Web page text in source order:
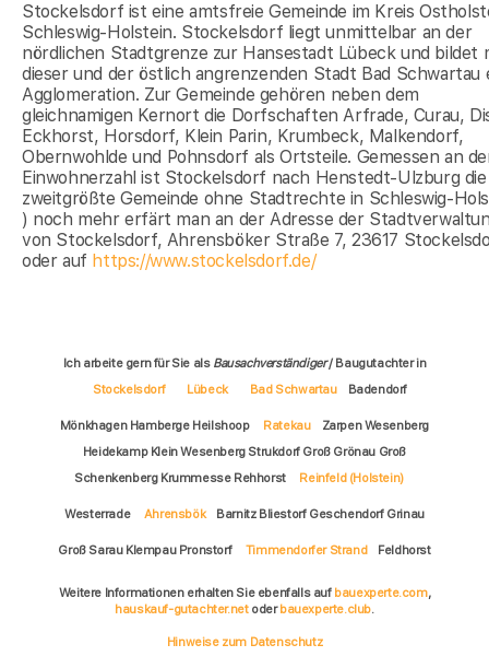
Stockelsdorf ist eine amtsfreie Gemeinde im Kreis
Schleswig-Holstein. Stockelsdorf liegt unmittelbar an der
nördlichen Stadtgrenze zur Hansestadt Lübeck und bildet
dieser und der östlich angrenzenden Stadt Bad Schwartau
Agglomeration. Zur Gemeinde gehören neben dem
gleichnamigen Kernort die Dorfschaften Arfrade, Curau,
Eckhorst, Horsdorf, Klein Parin, Krumbeck, Malkendorf,
Obernwohlde und Pohnsdorf als Ortsteile. Gemessen an
Einwohnerzahl ist Stockelsdorf nach Henstedt-Ulzburg die
zweitgrößte Gemeinde ohne Stadtrechte in Schleswig-
) noch mehr erfärt man an der Adresse der
von Stockelsdorf, Ahrensböker Straße 7, 23617
oder auf https://www.stockelsdorf.de/
Ich arbeite gern für Sie als Bausachverständiger/ Baugutachter in
Stockelsdorf
Lübeck Bad Schwartau Badendorf
Mönkhagen Hamberge Heilshoop Ratekau
Zarpen Wesenberg
Heidekamp Klein Wesenberg Strukdorf Groß Grönau Groß
Schenkenberg Krummesse Rehhorst
Reinfeld (Holstein)
Westerrade Ahrensbök Barnitz Bliestorf Geschendorf Grinau
Groß Sarau Klempau Pronstorf Timmendorfer Strand Feldhorst
Weitere Informationen erhalten Sie ebenfalls auf bauexperte.com,
hauskauf-gutachter.netoderbauexperte.club.
Hinweise zum Datenschutz